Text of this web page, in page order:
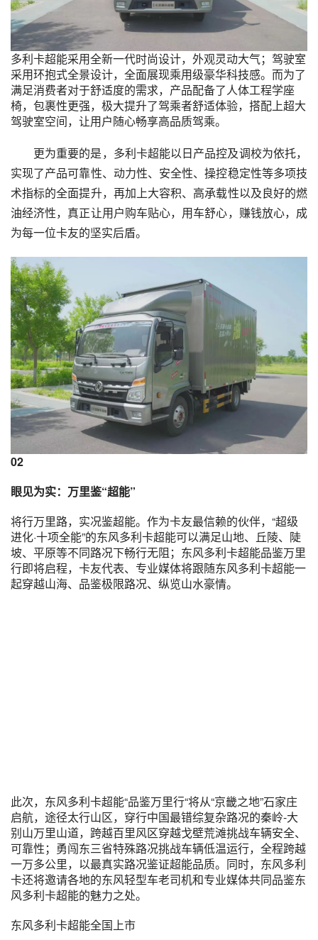
多利卡超能采用全新一代时尚设计，外观灵动大气；驾驶室
采用环抱式全景设计，全面展现乘用级豪华科技感。而为了
满足消费者对于舒适度的需求，产品配备了人体工程学座
椅，包裹性更强，极大提升了驾乘者舒适体验，搭配上超大
驾驶室空间，让用户随心畅享高品质驾乘。
更为重要的是，多利卡超能以日产品控及调校为依托，
实现了产品可靠性、动力性、安全性、操控稳定性等多项技
术指标的全面提升，再加上大容积、高承载性以及良好的燃
油经济性，真正让用户购车贴心，用车舒心，赚钱放心，成
为每一位卡友的坚实后盾。
02
眼见为实：万里鉴“超能”
将行万里路，实况鉴超能。作为卡友最信赖的伙伴，“超级
进化·十项全能”的东风多利卡超能可以满足山地、丘陵、陡
坡、平原等不同路况下畅行无阻；东风多利卡超能品鉴万里
行即将启程，卡友代表、专业媒体将跟随东风多利卡超能一
起穿越山海、品鉴极限路况、纵览山水豪情。
此次，东风多利卡超能“品鉴万里行“将从“京畿之地”石家庄
启航，途径太行山区，穿行中国最错综复杂路况的秦岭-大
别山万里山道，跨越百里风区穿越戈壁荒滩挑战车辆安全、
可靠性；勇闯东三省特殊路况挑战车辆低温运行，全程跨越
一万多公里，以最真实路况鉴证超能品质。同时，东风多利
卡还将邀请各地的东风轻型车老司机和专业媒体共同品鉴东
风多利卡超能的魅力之处。
东风多利卡超能全国上市